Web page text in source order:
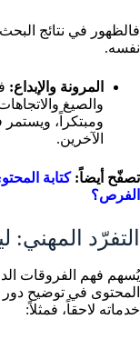
فالظهور في نتائج
نفسه.
المرونة والإبداع:
والصيغ
ومبتكراً،
الآخرين.
تصفّح أيضاً:كتابة
الفرص؟
التفرّد
يُسهم فهم الفروقات
المحتوى في توضيح
خدماته لاحقاً، فمثلاً: